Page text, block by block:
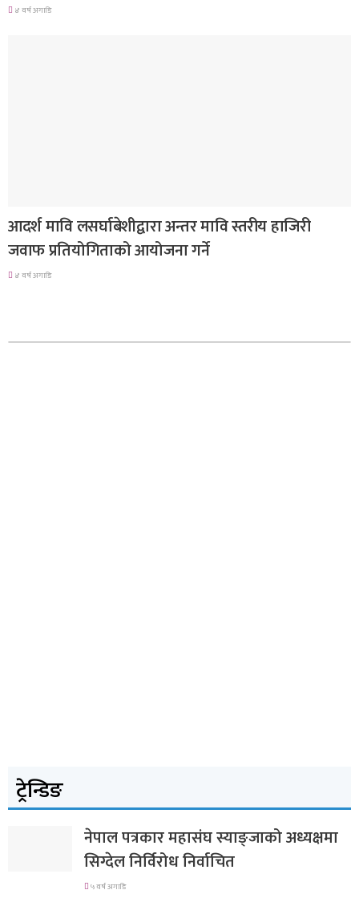
४ वर्ष अगाडि
आदर्श मावि लसर्घाबेशीद्वारा अन्तर मावि स्तरीय हाजिरी
जवाफ प्रतियोगिताको आयोजना गर्ने
४ वर्ष अगाडि
ट्रेन्डिङ
नेपाल पत्रकार महासंघ स्याङ्जाको अध्यक्षमा
सिग्देल निर्विरोध निर्वाचित
५ वर्ष अगाडि